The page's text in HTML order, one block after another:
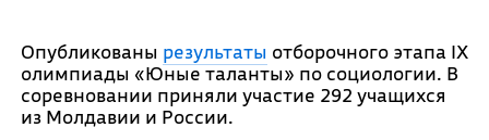
Опубликованы результаты отборочного этапа IX
олимпиады «Юные таланты» по социологии. В
соревновании приняли участие 292 учащихся
из Молдавии и России.